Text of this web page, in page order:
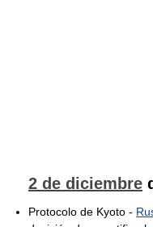
2 de diciembre
Protocolo de Kyoto -